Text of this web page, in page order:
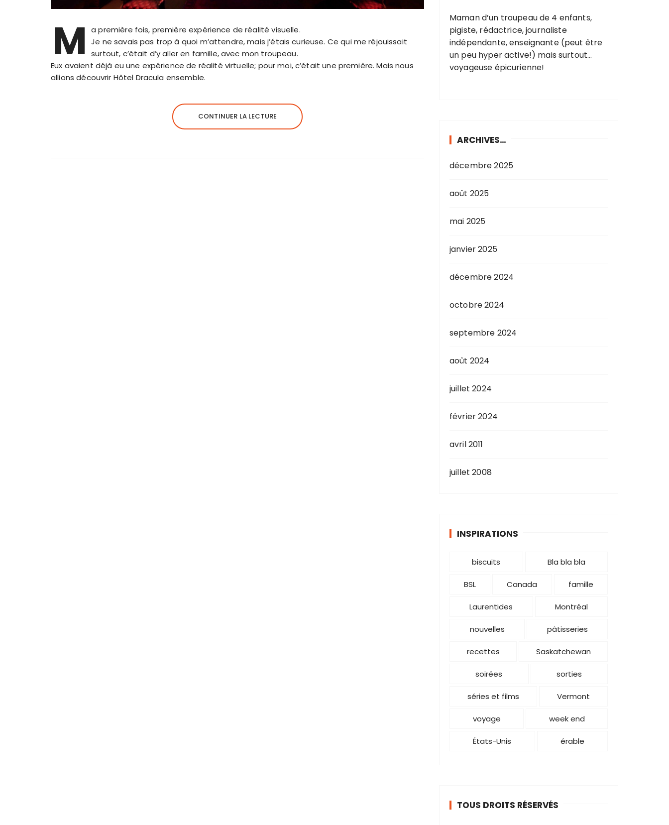
M
a première fois, première expérience de réalité visuelle.
Je ne savais pas trop à quoi m’attendre, mais j’étais curieuse. Ce qui me réjouissait
surtout, c’était d’y aller en famille, avec mon troupeau.
Eux avaient déjà eu une expérience de réalité virtuelle; pour moi, c’était une première. Mais nous
allions découvrir Hôtel Dracula ensemble.
CONTINUER LA LECTURE
Maman d’un troupeau de 4 enfants,
pigiste, rédactrice, journaliste
indépendante, enseignante (peut être
un peu hyper active!) mais surtout…
voyageuse épicurienne!
ARCHIVES…
décembre 2025
août 2025
mai 2025
janvier 2025
décembre 2024
octobre 2024
septembre 2024
août 2024
juillet 2024
février 2024
avril 2011
juillet 2008
INSPIRATIONS
biscuits Bla bla bla
BSL Canada famille
Laurentides Montréal
nouvelles pâtisseries
recettes Saskatchewan
soirées sorties
séries et films Vermont
voyage week end
États-Unis érable
TOUS DROITS RÉSERVÉS